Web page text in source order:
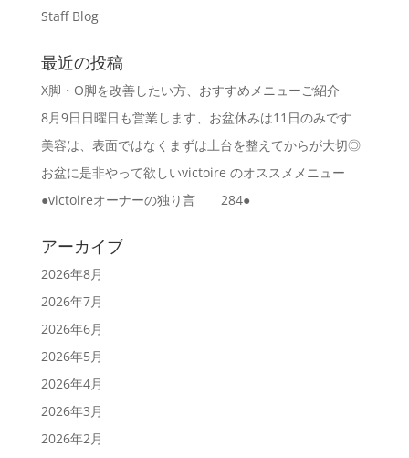
Staff Blog
最近の投稿
X脚・O脚を改善したい方、おすすめメニューご紹介
8月9日日曜日も営業します、お盆休みは11日のみです
美容は、表面ではなくまずは土台を整えてからが大切◎
お盆に是非やって欲しいvictoire のオススメメニュー
●victoireオーナーの独り言 284●
アーカイブ
2026年8月
2026年7月
2026年6月
2026年5月
2026年4月
2026年3月
2026年2月